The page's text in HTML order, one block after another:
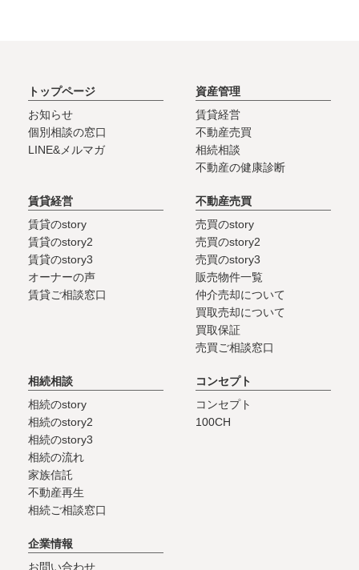
トップページ
お知らせ
個別相談の窓口
LINE&メルマガ
資産管理
賃貸経営
不動産売買
相続相談
不動産の健康診断
賃貸経営
賃貸のstory
賃貸のstory2
賃貸のstory3
オーナーの声
賃貸ご相談窓口
不動産売買
売買のstory
売買のstory2
売買のstory3
販売物件一覧
仲介売却について
買取売却について
買取保証
売買ご相談窓口
相続相談
相続のstory
相続のstory2
相続のstory3
相続の流れ
家族信託
不動産再生
相続ご相談窓口
コンセプト
コンセプト
100CH
企業情報
お問い合わせ